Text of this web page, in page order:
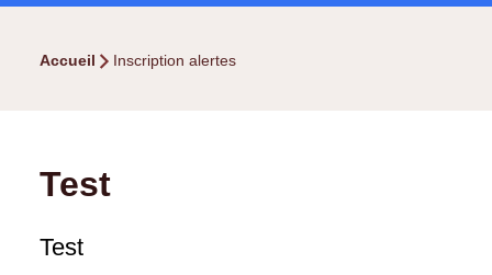
Accueil Inscription alertes
Test
Test